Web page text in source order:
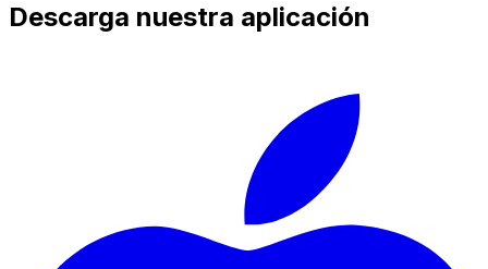
Descarga nuestra aplicación